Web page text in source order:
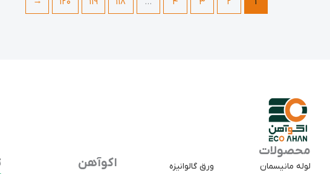
محصولات
لوله مانیسمان ورق گالوانیزه اکوآهن